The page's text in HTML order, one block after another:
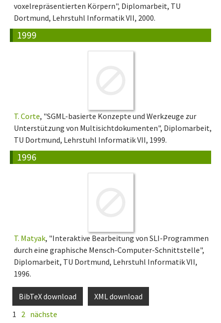
voxelrepräsentierten Körpern", Diplomarbeit, TU
Dortmund, Lehrstuhl Informatik VII, 2000.
1999
T. Corte, "SGML-basierte Konzepte und Werkzeuge zur
Unterstützung von Multisichtdokumenten", Diplomarbeit,
TU Dortmund, Lehrstuhl Informatik VII, 1999.
1996
T. Matyak, "Interaktive Bearbeitung von SLI-Programmen
durch eine graphische Mensch-Computer-Schnittstelle",
Diplomarbeit, TU Dortmund, Lehrstuhl Informatik VII,
1996.
BibTeX download
XML download
1
2 nächste